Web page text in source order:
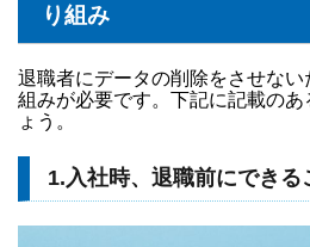
り組み
退職者にデータの削除をさせない
組みが必要です。下記に記載の
ょう。
1.入社時、退職前にできる